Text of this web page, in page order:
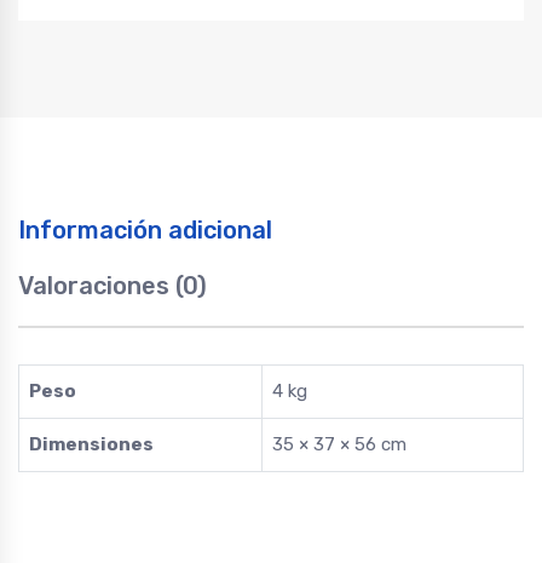
Información adicional
Valoraciones (0)
Peso 4 kg
Dimensiones 35 × 37 × 56 cm